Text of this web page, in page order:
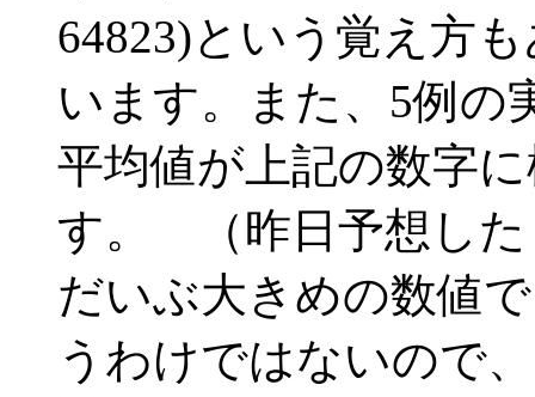
64823)という覚え方
います。また、5例の
平均値が上記の数字
す。 （昨日予想した
だいぶ大きめの数値
うわけではないので